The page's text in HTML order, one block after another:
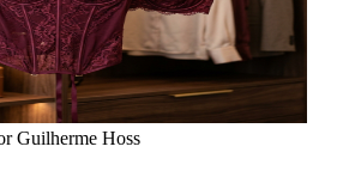
Guilherme Hoss